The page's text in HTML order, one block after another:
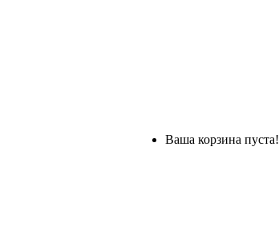
Ваша корзина пуста!